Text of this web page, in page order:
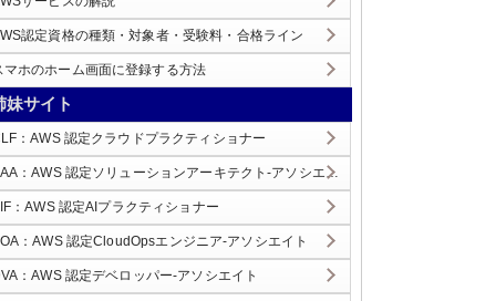
認定資格の種類・対象者・受験料・合格ライン
マホのホーム画面に登録する方法
妹サイト
：AWS 認定クラウドプラクティショナー
：AWS 認定ソリューションアーキテクト-アソシエイト
：AWS 認定AIプラクティショナー
：AWS 認定CloudOpsエンジニア-アソシエイト
：AWS 認定デベロッパー-アソシエイト